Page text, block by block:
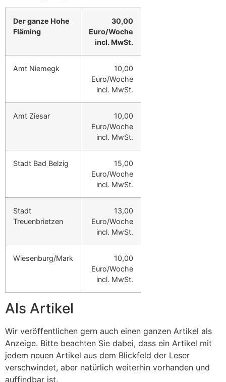
Der ganze Hohe
Fläming
30,00
Euro/Woche
incl. MwSt.
Amt Niemegk
10,00
Euro/Woche
incl. MwSt.
Amt Ziesar
10,00
Euro/Woche
incl. MwSt.
Stadt Bad Belzig
15,00
Euro/Woche
incl. MwSt.
Stadt
Treuenbrietzen
13,00
Euro/Woche
incl. MwSt.
Wiesenburg/Mark
10,00
Euro/Woche
incl. MwSt.
Als Artikel
Wir veröffentlichen gern auch einen ganzen Artikel als
Anzeige. Bitte beachten Sie dabei, dass ein Artikel mit
jedem neuen Artikel aus dem Blickfeld der Leser
verschwindet, aber natürlich weiterhin vorhanden und
auffindbar ist.